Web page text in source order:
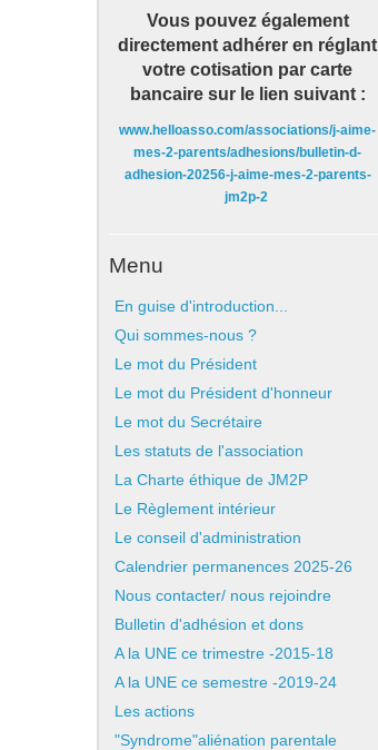
Vous pouvez également
directement adhérer en réglant
votre cotisation par carte
bancaire sur le lien suivant :
www.helloasso.com/associations/j-aime-
mes-2-parents/adhesions/bulletin-d-
adhesion-20256-j-aime-mes-2-parents-
jm2p-2
Menu
En guise d'introduction...
Qui sommes-nous ?
Le mot du Président
Le mot du Président d'honneur
Le mot du Secrétaire
Les statuts de l'association
La Charte éthique de JM2P
Le Règlement intérieur
Le conseil d'administration
Calendrier permanences 2025-26
Nous contacter/ nous rejoindre
Bulletin d'adhésion et dons
A la UNE ce trimestre -2015-18
A la UNE ce semestre -2019-24
Les actions
"Syndrome"aliénation parentale